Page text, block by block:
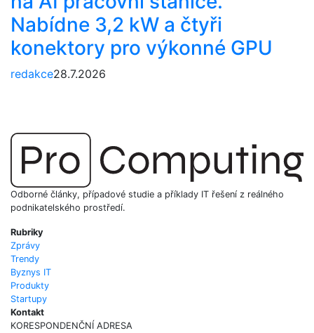
Nabídne 3,2 kW a čtyři
konektory pro výkonné GPU
redakce28.7.2026
Odborné články, případové studie a příklady IT řešení z reálného
podnikatelského prostředí.
Rubriky
Zprávy
Trendy
Byznys IT
Produkty
Startupy
Kontakt
KORESPONDENČNÍ ADRESA